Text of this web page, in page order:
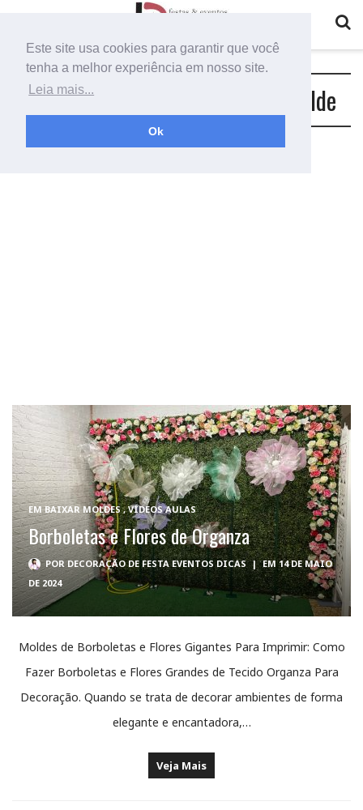
Este site usa cookies para garantir que você
tenha a melhor experiência em nosso site.
Leia mais...
Ok
Tag:flores gigante de organza molde
EMBAIXAR MOLDES,VÍDEOS AULAS
Borboletas e Flores de Organza
PORDECORAÇÃO DE FESTA EVENTOS DICAS | EM 14 DE MAIO
DE 2024
Moldes de Borboletas e Flores Gigantes Para Imprimir: Como
Fazer Borboletas e Flores Grandes de Tecido Organza Para
Decoração. Quando se trata de decorar ambientes de forma
elegante e encantadora,…
Veja Mais